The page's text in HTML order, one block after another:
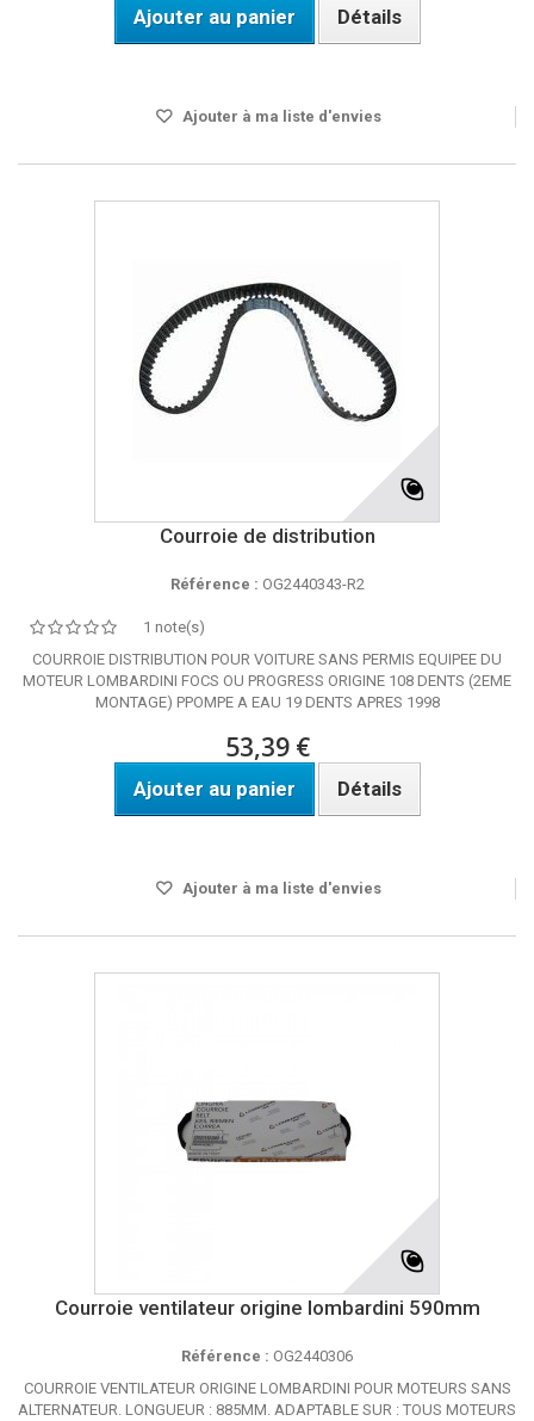
Ajouter au panier Détails
Ajouter à ma liste d'envies
Courroie de distribution
Référence : OG2440343-R2
1 note(s)
COURROIE DISTRIBUTION POUR VOITURE SANS PERMIS EQUIPEE DU
MOTEUR LOMBARDINI FOCS OU PROGRESS ORIGINE 108 DENTS (2EME
MONTAGE) PPOMPE A EAU 19 DENTS APRES 1998
53,39 €
Ajouter au panier Détails
Ajouter à ma liste d'envies
Courroie ventilateur origine lombardini 590mm
Référence : OG2440306
COURROIE VENTILATEUR ORIGINE LOMBARDINI POUR MOTEURS SANS
ALTERNATEUR. LONGUEUR : 885MM. ADAPTABLE SUR : TOUS MOTEURS